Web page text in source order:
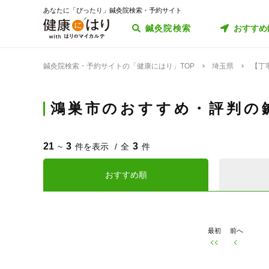
あなたに「ぴったり」鍼灸院検索・予約サイト
鍼灸院検索 おすす
鍼灸院検索・予約サイトの「健康にはり」TOP 埼玉県 【
鴻巣市のおすすめ・評判
21 ~ 3 件を表示 全 3 件
おすすめ順
最初 前へ